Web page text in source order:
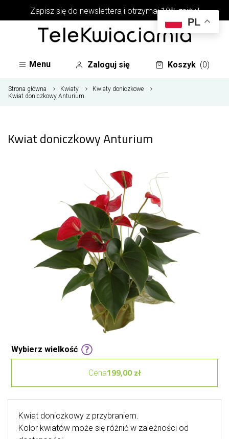
Zapisz się do newslettera i otrzymaj 10% zniżki!
Menu Zaloguj się Koszyk (0)
Strona główna Kwiaty
Kwiaty doniczkowe
Kwiat doniczkowy Anturium
Kwiat doniczkowy Anturium
Wybierz wielkość
Cena199,00 zł
Kwiat doniczkowy z przybraniem.
Kolor kwiatów może się różnić w zależności od
PL